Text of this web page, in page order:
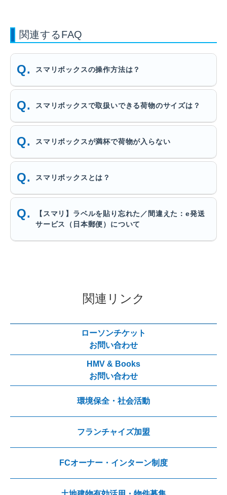
関連するFAQ
スマリボックスの操作方法は？
スマリボックスで取扱いできる荷物のサイズは？
スマリボックスが満杯で荷物が入らない
スマリボックスとは？
【スマリ】ラベルを貼り忘れた／間違えた：e発送
サービス（日本郵便）について
関連リンク
ローソンチケット
お問い合わせ
HMV & Books
お問い合わせ
環境保全・社会活動
フランチャイズ加盟
FCオーナー・インターン制度